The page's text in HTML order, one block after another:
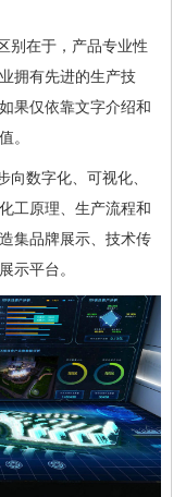
别在于，产品专业性
拥有先进的生产技
果仅依靠文字介绍和
。
向数字化、可视化、
工原理、生产流程和
集品牌展示、技术传
示平台。